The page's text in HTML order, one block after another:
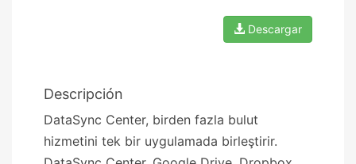
Descargar
Descripción
DataSync Center, birden fazla bulut
hizmetini tek bir uygulamada birleştirir.